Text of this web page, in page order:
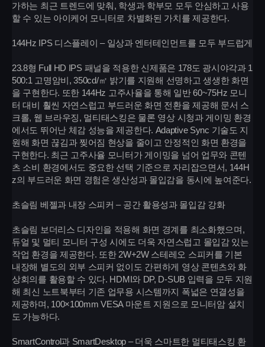
가하는 최근 트렌드에 맞춰, 학생과 학부모 모두 안심하고 사용
할 수 있는 아이케어 모니터로 차별화된 가치를 제공한다.
144Hz IPS 디스플레이 – 일상과 엔터테인먼트를 모두 부드럽게
23.8형 Full HD IPS 패널을 적용한 신제품은 178도 광시야각과 1
500:1 고명암비, 350cd/㎡ 밝기를 지원해 선명하고 생생한 화면
을 구현한다. 또한 144Hz 고주사율을 통해 일반 60~75Hz 모니
터 대비 훨씬 자연스럽고 부드러운 화면 전환을 제공해 문서 스
크롤, 웹 브라우징, 멀티태스킹은 물론 영상 시청과 게이밍 환경
에서도 뛰어난 체감 성능을 제공한다. Adaptive Sync 기술도 지
원해 화면 끊김과 찢어짐 현상을 줄이고 안정적인 화면 환경을
구현한다. 최근 고주사율 모니터가 게이밍을 넘어 업무와 콘텐
츠 소비 환경에서도 중요한 선택 기준으로 자리잡으면서, 144H
z의 부드러운 화면 경험은 생산성과 몰입감을 동시에 높여준다.
초슬림 베젤과 내장 스피커 – 공간 활용성과 몰입감 강화
초슬림 보더리스 디자인을 적용해 화면 경계를 최소화했으며,
듀얼 및 멀티 모니터 구성 시에도 더욱 자연스럽고 몰입감 있는
작업 환경을 제공한다. 또한 2W+2W 스테레오 스피커를 기본
내장해 별도의 외부 스피커 없이도 간편하게 영상 콘텐츠와 화
상회의를 활용할 수 있다. HDMI와 DP, D-SUB 입력을 모두 지원
해 최신 노트북부터 기존 업무용 시스템까지 폭넓은 연결성을
제공하며, 100×100mm VESA 마운트 지원으로 모니터암 설치
도 가능하다.
SmartControl과 SmartDesktop – 더욱 스마트한 멀티태스킹 환